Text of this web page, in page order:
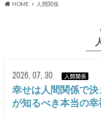
HOME 人間関係
2026.07.30 人間関係
幸せは人間関係で
が知るべき本当の幸